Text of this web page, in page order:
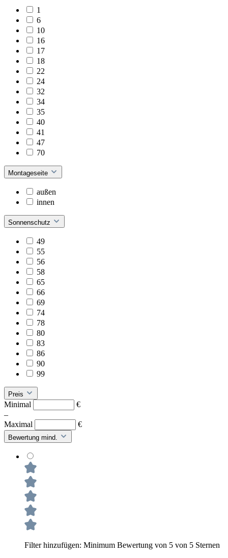
1
6
10
16
17
18
22
24
32
34
35
40
41
47
70
Montageseite
außen
innen
Sonnenschutz
49
55
56
58
65
66
69
74
78
80
83
86
90
99
Preis
Minimal
€
–
Maximal
€
Bewertung mind.
Filter hinzufügen: Minimum Bewertung von 5 von 5 Sternen